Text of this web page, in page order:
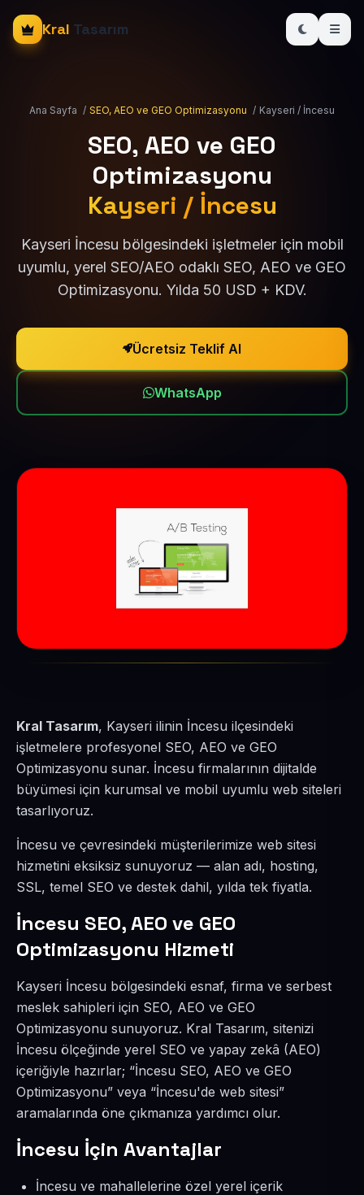
Kral Tasarım
Ana Sayfa / SEO, AEO ve GEO Optimizasyonu / Kayseri / İncesu
SEO, AEO ve GEO
Optimizasyonu
Kayseri / İncesu
Kayseri İncesu bölgesindeki işletmeler için mobil
uyumlu, yerel SEO/AEO odaklı SEO, AEO ve GEO
Optimizasyonu. Yılda 50 USD + KDV.
Ücretsiz Teklif Al
WhatsApp
Kral Tasarım, Kayseri ilinin İncesu ilçesindeki
işletmelere profesyonel SEO, AEO ve GEO
Optimizasyonu sunar. İncesu firmalarının dijitalde
büyümesi için kurumsal ve mobil uyumlu web siteleri
tasarlıyoruz.
İncesu ve çevresindeki müşterilerimize web sitesi
hizmetini eksiksiz sunuyoruz — alan adı, hosting,
SSL, temel SEO ve destek dahil, yılda tek fiyatla.
İncesu SEO, AEO ve GEO
Optimizasyonu Hizmeti
Kayseri İncesu bölgesindeki esnaf, firma ve serbest
meslek sahipleri için SEO, AEO ve GEO
Optimizasyonu sunuyoruz. Kral Tasarım, sitenizi
İncesu ölçeğinde yerel SEO ve yapay zekâ (AEO)
içeriğiyle hazırlar; “İncesu SEO, AEO ve GEO
Optimizasyonu” veya “İncesu'de web sitesi”
aramalarında öne çıkmanıza yardımcı olur.
İncesu İçin Avantajlar
İncesu ve mahallelerine özel yerel içerik